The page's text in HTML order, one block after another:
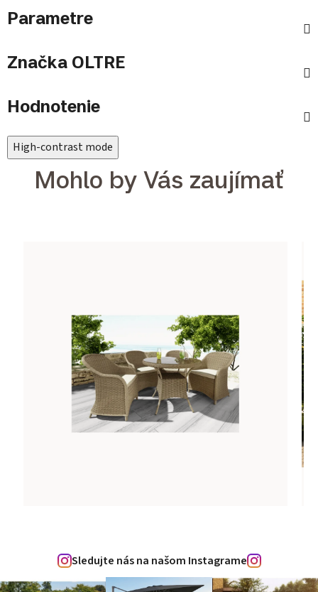
Parametre
Značka OLTRE
Hodnotenie
High-contrast mode
Mohlo by Vás zaujímať
Sledujte nás na našom Instagrame